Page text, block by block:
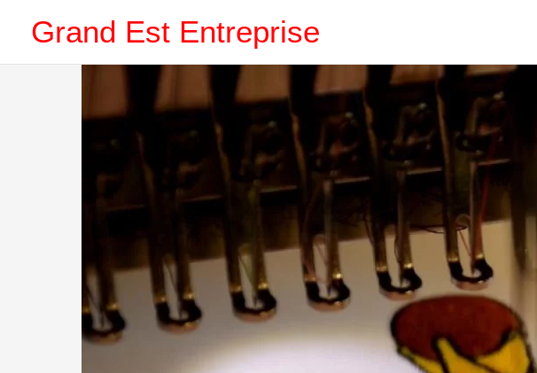
Grand Est Entreprise